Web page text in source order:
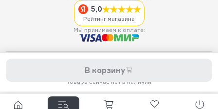
В корзину
Товара сейчас нет в наличии
5,0
Рейтинг магазина
Мы принимаем к оплате:
самокатов, запчастей для самокатов, аксессуаров, экипировки,
одежды и обуви.